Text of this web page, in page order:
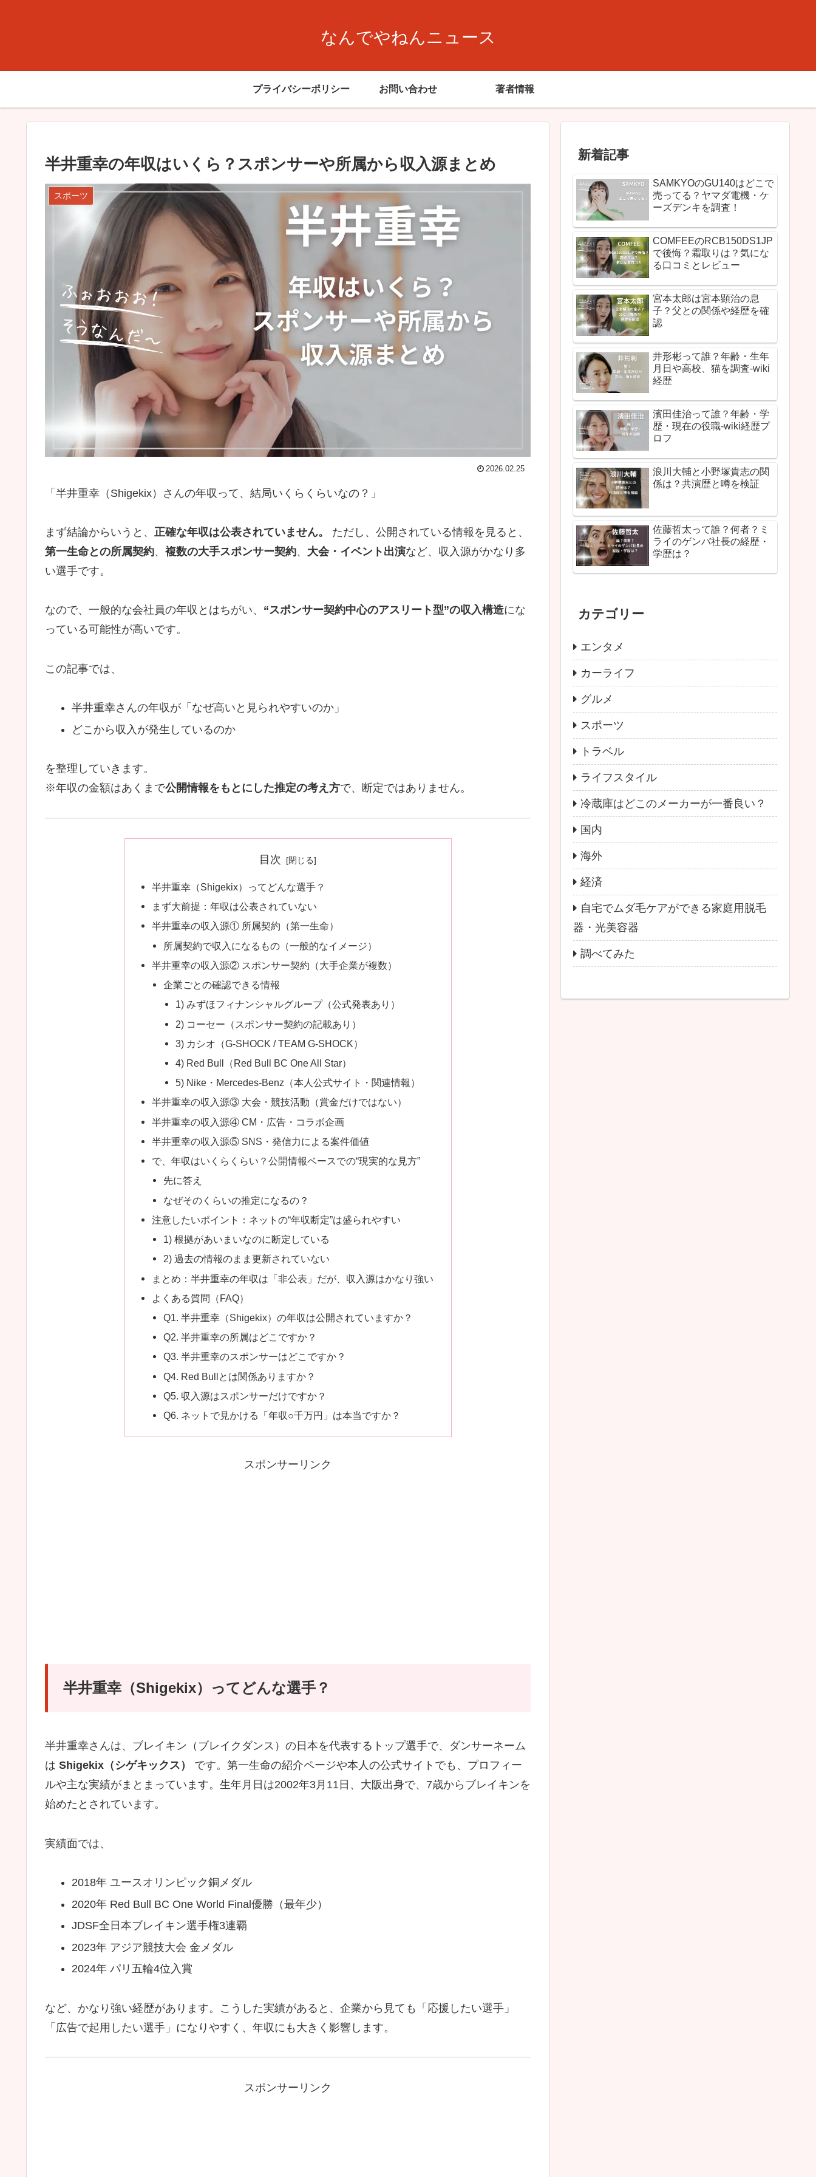
なんでやねんニュース
プライバシーポリシー お問い合わせ 著者情報
半井重幸の年収はいくら？スポンサーや所属から収入源まとめ
スポーツ
2026.02.25
「半井重幸（Shigekix）さんの年収って、結局いくらくらいなの？」
まず結論からいうと、 正確な年収は公表されていません。
ただし、公開されている情報を見ると、
第一生命との所属契約、 複数の大手スポンサー契約、 大会・イベント出演など、収入源がかなり多
い選手です。
なので、一般的な会社員の年収とはちがい、 “スポンサー契約中心のアスリート型”の収入構造にな
っている可能性が高いです。
この記事では、
半井重幸さんの年収が「なぜ高いと見られやすいのか」
どこから収入が発生しているのか
を整理していきます。
※年収の金額はあくまで公開情報をもとにした推定の考え方で、断定ではありません。
目次
半井重幸（Shigekix）ってどんな選手？
まず大前提：年収は公表されていない
半井重幸の収入源① 所属契約（第一生命）
所属契約で収入になるもの（一般的なイメージ）
半井重幸の収入源② スポンサー契約（大手企業が複数）
企業ごとの確認できる情報
1) みずほフィナンシャルグループ（公式発表あり）
2) コーセー（スポンサー契約の記載あり）
3) カシオ（G-SHOCK / TEAM G-SHOCK）
4) Red Bull（Red Bull BC One All Star）
5) Nike・Mercedes-Benz（本人公式サイト・関連情報）
半井重幸の収入源③ 大会・競技活動（賞金だけではない）
半井重幸の収入源④ CM・広告・コラボ企画
半井重幸の収入源⑤ SNS・発信力による案件価値
で、年収はいくらくらい？公開情報ベースでの“現実的な見方”
先に答え
なぜそのくらいの推定になるの？
注意したいポイント：ネットの“年収断定”は盛られやすい
1) 根拠があいまいなのに断定している
2) 過去の情報のまま更新されていない
まとめ：半井重幸の年収は「非公表」だが、収入源はかなり強い
よくある質問（FAQ）
Q1. 半井重幸（Shigekix）の年収は公開されていますか？
Q2. 半井重幸の所属はどこですか？
Q3. 半井重幸のスポンサーはどこですか？
Q4. Red Bullとは関係ありますか？
Q5. 収入源はスポンサーだけですか？
Q6. ネットで見かける「年収○千万円」は本当ですか？
スポンサーリンク
半井重幸（Shigekix）ってどんな選手？
半井重幸さんは、ブレイキン（ブレイクダンス）の日本を代表するトップ選手で、ダンサーネーム
は Shigekix（シゲキックス）
です。第一生命の紹介ページや本人の公式サイトでも、プロフィー
ルや主な実績がまとまっています。生年月日は2002年3月11日、大阪出身で、7歳からブレイキンを
始めたとされています。
実績面では、
2018年 ユースオリンピック銅メダル
2020年 Red Bull BC One World Final優勝（最年少）
JDSF全日本ブレイキン選手権3連覇
2023年 アジア競技大会 金メダル
2024年 パリ五輪4位入賞
など、かなり強い経歴があります。こうした実績があると、企業から見ても「応援したい選手」
「広告で起用したい選手」になりやすく、年収にも大きく影響します。
スポンサーリンク
新着記事
SAMKYOのGU140はどこで
売ってる？ヤマダ電機・ケ
ーズデンキを調査！
COMFEEのRCB150DS1JP
で後悔？霜取りは？気にな
る口コミとレビュー
宮本太郎は宮本顕治の息
子？父との関係や経歴を確
認
井形彬って誰？年齢・生年
月日や高校、猫を調査-wiki
経歴
濱田佳治って誰？年齢・学
歴・現在の役職-wiki経歴プ
ロフ
浪川大輔と小野塚貴志の関
係は？共演歴と噂を検証
佐藤哲太って誰？何者？ミ
ライのゲンバ社長の経歴・
学歴は？
カテゴリー
エンタメ
カーライフ
グルメ
スポーツ
トラベル
ライフスタイル
冷蔵庫はどこのメーカーが一番良い？
国内
海外
経済
自宅でムダ毛ケアができる家庭用脱毛
器・光美容器
調べてみた